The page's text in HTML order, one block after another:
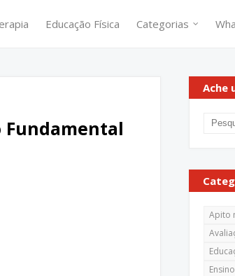
Educação Física Categorias
Fundamental
Ache
Apito